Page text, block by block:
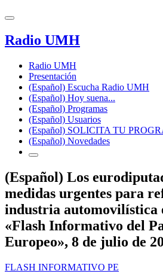
Radio UMH
Radio UMH
Presentación
(Español) Escucha Radio UMH
(Español) Hoy suena...
(Español) Programas
(Español) Usuarios
(Español) SOLICITA TU
(Español) Novedades
(Español) Los
medidas urgentes para
industria automovilística
«Flash Informativo del
Europeo», 8 de julio de
FLASH INFORMATIVO PE